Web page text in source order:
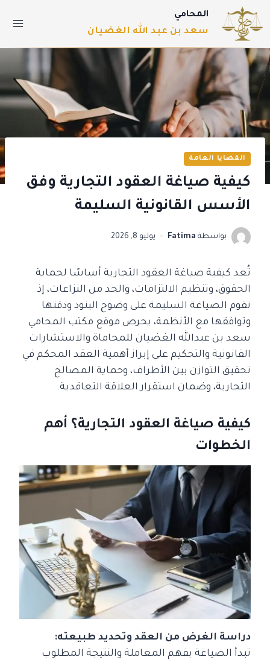
المحامي
سعد بن عبد الله الغضيان
القضايا العامة
كيفية صياغة العقود التجارية وفق
الأسس القانونية السليمة
بواسطة Fatima يوليو 8, 2026
تُعد كيفية صياغة العقود التجارية أساسًا لحماية
الحقوق، وتنظيم الالتزامات، والحد من النزاعات، إذ
تقوم الصياغة السليمة على وضوح البنود ودقتها
وتوافقها مع الأنظمة، يحرص موقع مكتب المحامي
سعد بن عبدالله الغضيان للمحاماة والاستشارات
القانونية والتحكيم على إبراز أهمية العقد المحكم في
تحقيق التوازن بين الأطراف، وحماية المصالح
التجارية، وضمان استقرار العلاقة التعاقدية.
كيفية صياغة العقود التجارية؟ أهم
الخطوات
دراسة الغرض من العقد وتحديد طبيعته:
تبدأ الصياغة بفهم المعاملة والنتيجة المطلوب